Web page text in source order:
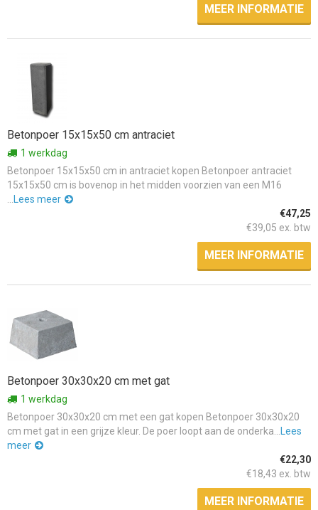
MEER INFORMATIE
Betonpoer 15x15x50 cm antraciet
1 werkdag
Betonpoer 15x15x50 cm in antraciet kopen Betonpoer antraciet
15x15x50 cm is bovenop in het midden voorzien van een M16
Lees meer
€47,25
€39,05 ex. btw
MEER INFORMATIE
Betonpoer 30x30x20 cm met gat
1 werkdag
Betonpoer 30x30x20 cm met een gat kopen Betonpoer 30x30x20
cm met gat in een grijze kleur. De poer loopt aan de onderka... Lees
meer
€22,30
€18,43 ex. btw
MEER INFORMATIE